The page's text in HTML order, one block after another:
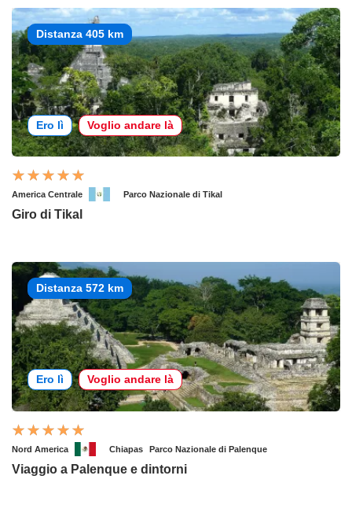
Distanza 405 km
Ero lì Voglio andare là
America Centrale Parco Nazionale di Tikal
Giro di Tikal
Distanza 572 km
Ero lì Voglio andare là
Nord America Chiapas Parco Nazionale di Palenque
Viaggio a Palenque e dintorni